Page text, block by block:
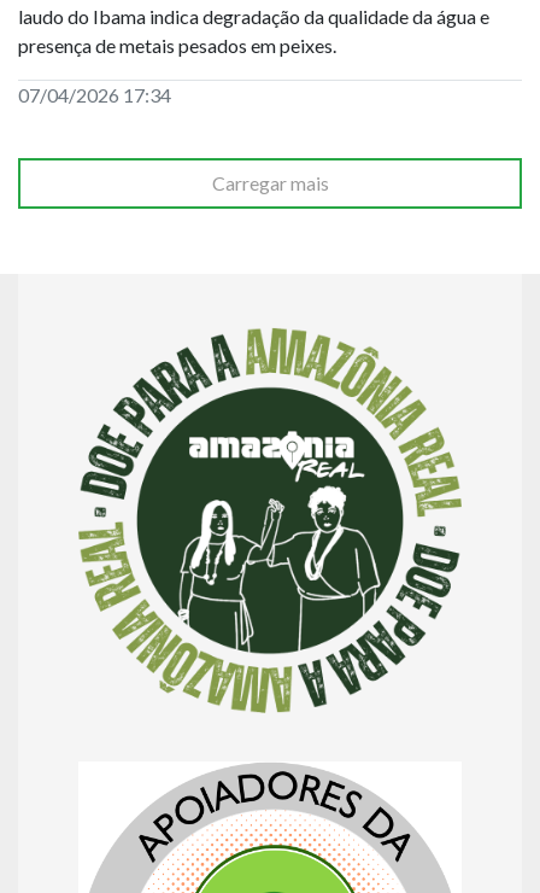
laudo do Ibama indica degradação da qualidade da água e
presença de metais pesados em peixes.
07/04/2026 17:34
Carregar mais